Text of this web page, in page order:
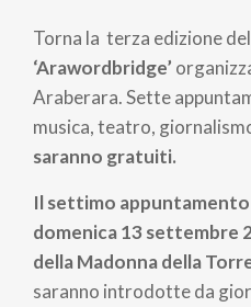
di
pane
Torna la terza edizione
‘Arawordbridge’
Araberara. Sette
musica, teatro,
saranno gratuiti.
Il settimo
domenica 13 settembre
della Madonna della
saranno introdotte da